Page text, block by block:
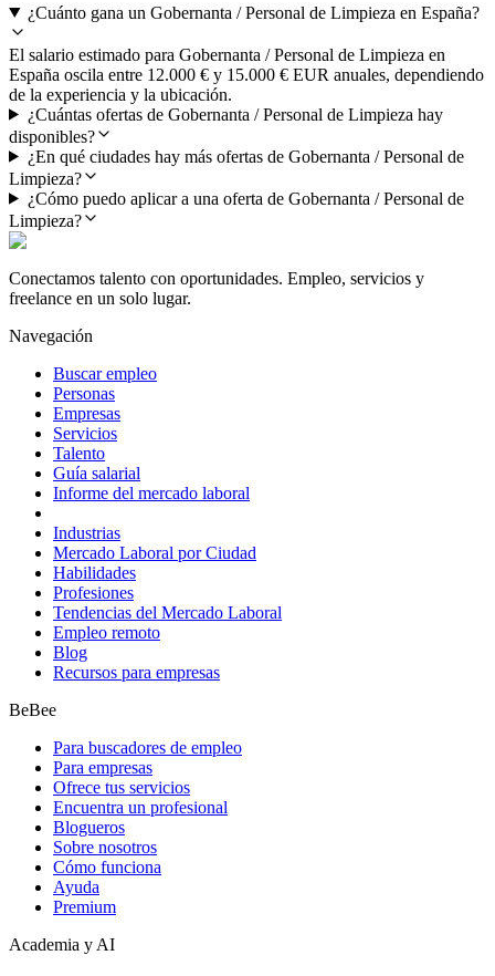
¿Cuánto gana un Gobernanta / Personal de Limpieza en España?
El salario estimado para Gobernanta / Personal de Limpieza en
España oscila entre 12.000 € y 15.000 € EUR anuales, dependiendo
de la experiencia y la ubicación.
¿Cuántas ofertas de Gobernanta / Personal de Limpieza hay
disponibles?
¿En qué ciudades hay más ofertas de Gobernanta / Personal de
Limpieza?
¿Cómo puedo aplicar a una oferta de Gobernanta / Personal de
Limpieza?
Conectamos talento con oportunidades. Empleo, servicios y
freelance en un solo lugar.
Navegación
Buscar empleo
Personas
Empresas
Servicios
Talento
Guía salarial
Informe del mercado laboral
Industrias
Mercado Laboral por Ciudad
Habilidades
Profesiones
Tendencias del Mercado Laboral
Empleo remoto
Blog
Recursos para empresas
BeBee
Para buscadores de empleo
Para empresas
Ofrece tus servicios
Encuentra un profesional
Blogueros
Sobre nosotros
Cómo funciona
Ayuda
Premium
Academia y AI